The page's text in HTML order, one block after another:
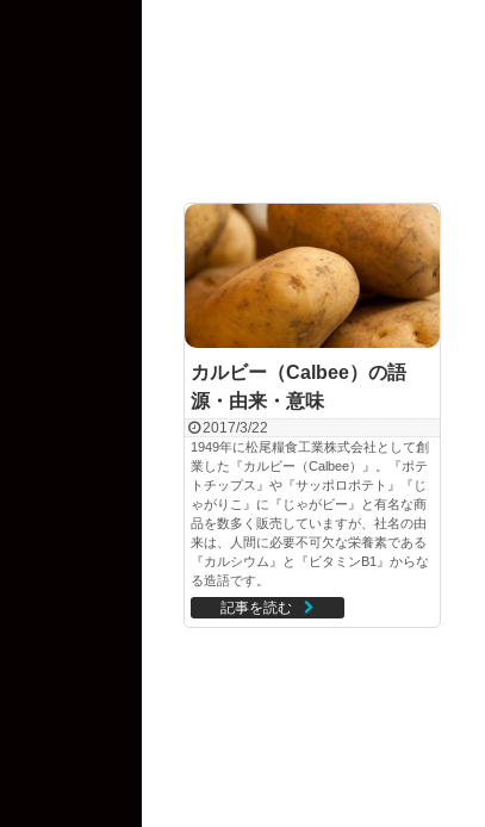
カルビー（Calbee）の語
源・由来・意味
2017/3/22
1949年に松尾糧食工業株式会社として創
業した『カルビー（Calbee）』。『ポテ
トチップス』や『サッポロポテト』『じ
ゃがりこ』に『じゃがビー』と有名な商
品を数多く販売していますが、社名の由
来は、人間に必要不可欠な栄養素である
『カルシウム』と『ビタミンB1』からな
る造語です。
記事を読む